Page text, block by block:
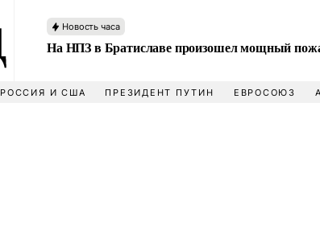
Новость часа
На НПЗ в Братиславе произошел мощный
РОССИЯ И США ПРЕЗИДЕНТ ПУТИН ЕВРОСОЮЗ